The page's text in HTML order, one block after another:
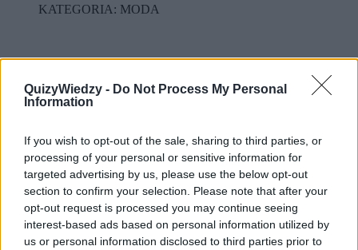
QuizyWiedzy - Do Not Process My Personal
Information
If you wish to opt-out of the sale, sharing to third parties, or
processing of your personal or sensitive information for
targeted advertising by us, please use the below opt-out
section to confirm your selection. Please note that after your
opt-out request is processed you may continue seeing
interest-based ads based on personal information utilized by
us or personal information disclosed to third parties prior to
KATEGORIA: MODA
Krynolina
Turniura
Panier
Pandemia grypy zwanej "hiszpanką"
wybuchła w roku:
KATEGORIA: MEDYCYNA